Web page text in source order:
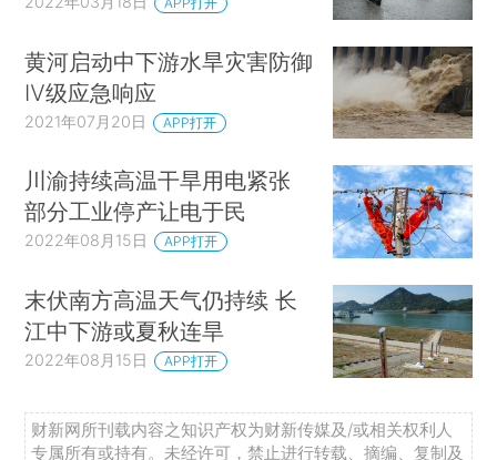
黄河启动中下游水旱灾害防御
Ⅳ级应急响应
2021年07月20日 APP打开
川渝持续高温干旱用电紧张
部分工业停产让电于民
2022年08月15日 APP打开
末伏南方高温天气仍持续 长
江中下游或夏秋连旱
2022年08月15日 APP打开
财新网所刊载内容之知识产权为财新传媒及/或相关权利人
专属所有或持有。未经许可，禁止进行转载、摘编、复制及